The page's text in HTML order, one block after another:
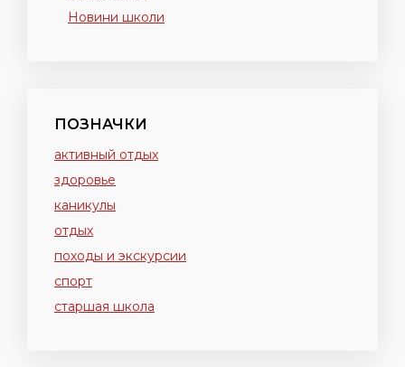
Новини школи
ПОЗНАЧКИ
активный отдых
здоровье
каникулы
отдых
походы и экскурсии
спорт
старшая школа